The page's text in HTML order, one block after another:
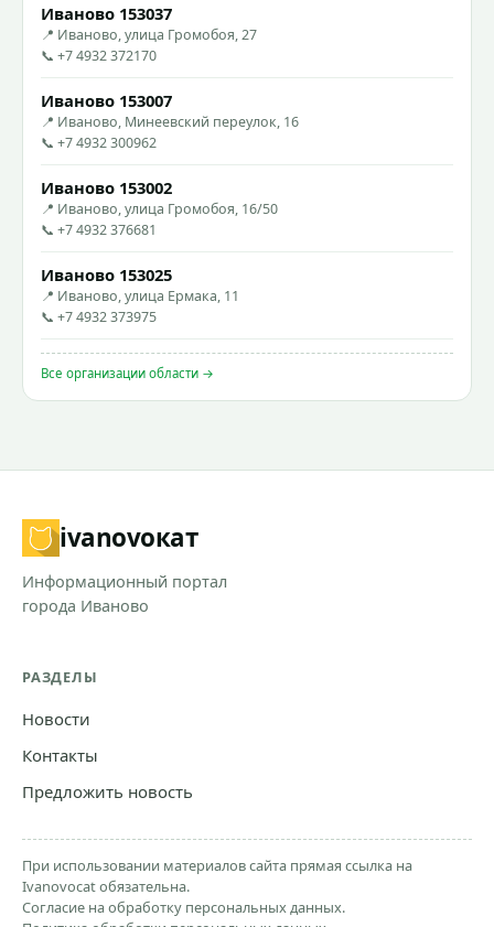
Иваново 153037
📍 Иваново, улица Громобоя, 27
📞 +7 4932 372170
Иваново 153007
📍 Иваново, Минеевский переулок, 16
📞 +7 4932 300962
Иваново 153002
📍 Иваново, улица Громобоя, 16/50
📞 +7 4932 376681
Иваново 153025
📍 Иваново, улица Ермака, 11
📞 +7 4932 373975
Все организации области →
ivanovoкат
Информационный портал
города Иваново
РАЗДЕЛЫ
Новости
Контакты
Предложить новость
При использовании материалов сайта прямая ссылка на
Ivanovocat обязательна.
Согласие на обработку персональных данных.